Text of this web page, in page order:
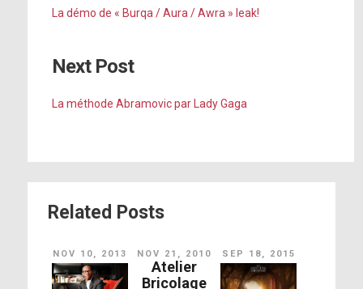
La démo de « Burqa / Aura / Awra » leak!
Next Post
La méthode Abramovic par Lady Gaga
Related Posts
NOV 10, 2013 NOV 21, 2010
Atelier
Bricolage
SEP 18, 2015